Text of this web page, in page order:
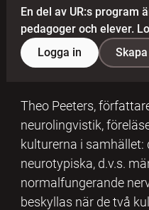
En del av UR:s program
pedagoger och elever.
Logga in
Theo Peeters,
neurolingvistik,
kulturerna i
neurotypiska, d.v.s.
normalfungerande
beskyllas när de två